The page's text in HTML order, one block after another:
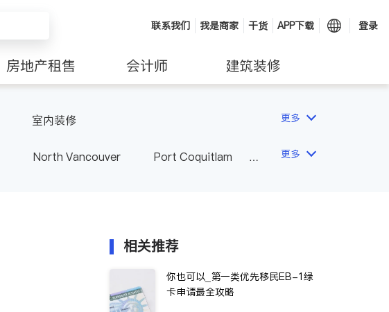
联系我们 我是商家 干货 APP下载 登录
房地产租售 会计师 建筑装修
室内装修 更多
North Vancouver
Port Coquitlam
更多
相关推荐
你也可以_第一类优先移民EB-1绿
卡申请最全攻略